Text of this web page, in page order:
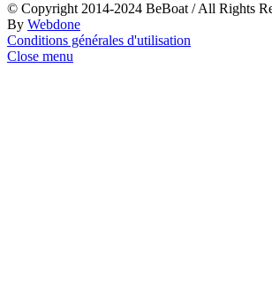
© Copyright 2014-2024 BeBoat /All Rights
By Webdone
Conditions générales d'utilisation
Close menu